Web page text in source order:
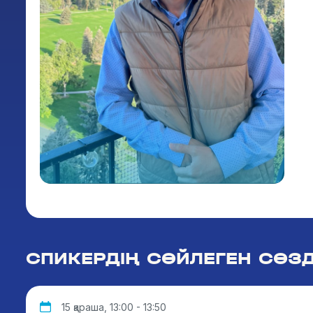
СПИКЕРДІҢ СӨЙЛЕГЕН
15 қараша, 13:00 - 13:50